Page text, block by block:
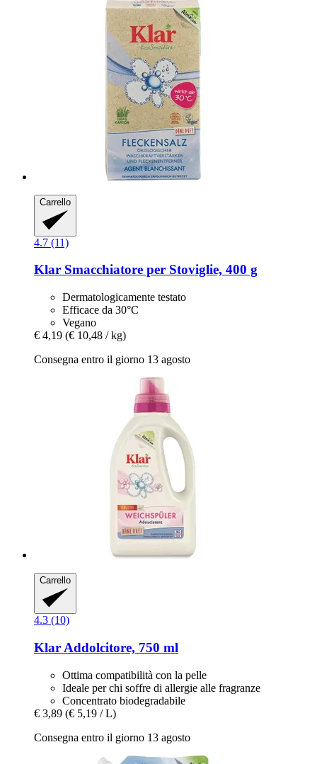
Carrello
4.7 (11)
Klar Smacchiatore per Stoviglie, 400 g
Dermatologicamente testato
Efficace da 30°C
Vegano
€ 4,19 (€ 10,48 / kg)
Consegna entro il giorno 13 agosto
Carrello
4.3 (10)
Klar Addolcitore, 750 ml
Ottima compatibilità con la pelle
Ideale per chi soffre di allergie alle fragranze
Concentrato biodegradabile
€ 3,89 (€ 5,19 / L)
Consegna entro il giorno 13 agosto